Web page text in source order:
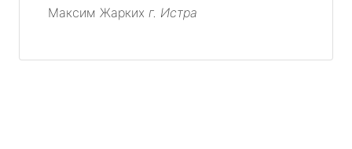
Максим Жарких г. Истра